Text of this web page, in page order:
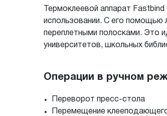
Термоклеевой аппарат
использовании. С его помощью
переплетными полосками. Это
университетов, школьных
Операции в ручном
Переворот пресс-стола
Перемещение